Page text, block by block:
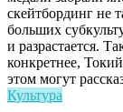
скейтбординг не
больших
и разрастается.
конкретнее,
этом могут
Культура